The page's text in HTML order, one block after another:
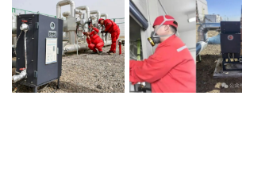
→ 资料下载
新闻中心
→ 公司新闻